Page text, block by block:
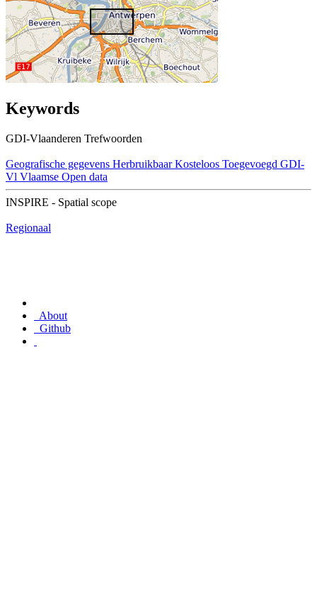
Keywords
GDI-Vlaanderen Trefwoorden
Geografische gegevens Herbruikbaar Kosteloos Toegevoegd GDI-
Vl Vlaamse Open data
INSPIRE - Spatial scope
Regionaal
About
Github